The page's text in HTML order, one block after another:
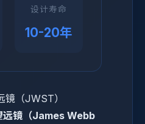
设计寿命
10-20年
镜（JWST）
远镜（James Webb